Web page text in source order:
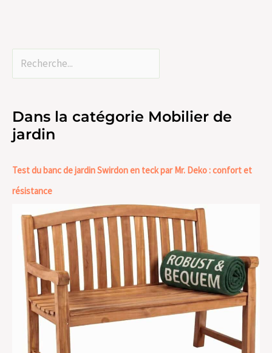
Dans la catégorie Mobilier de
jardin
Test du banc de jardin Swirdon en teck par Mr. Deko : confort et
résistance